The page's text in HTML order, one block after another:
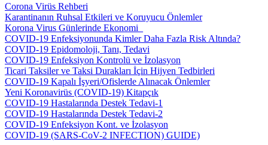
Corona Virüs Rehberi
Karantinanın Ruhsal Etkileri ve Koruyucu Önlemler
Korona Virus Günlerinde Ekonomi_
COVID-19 Enfeksiyonunda Kimler Daha Fazla Risk Altında?
COVID-19 Epidomoloji, Tanı, Tedavi
COVID-19 Enfeksiyon Kontrolü ve İzolasyon
Ticari Taksiler ve Taksi Durakları İçin Hijyen Tedbirleri
COVID-19 Kapalı İşyeri/Ofislerde Alınacak Önlemler
Yeni Koronavirüs (COVID-19) Kitapçık
COVID-19 Hastalarında Destek Tedavi-1
COVID-19 Hastalarında Destek Tedavi-2
COVID-19 Enfeksiyon Kont. ve İzolasyon
COVID-19 (SARS-CoV-2 INFECTION) GUIDE)